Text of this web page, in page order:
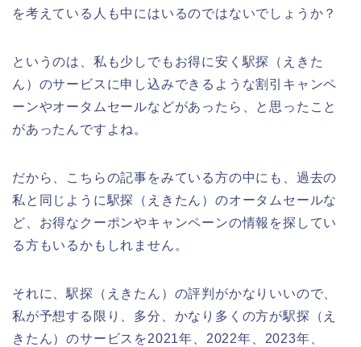
を考えている人も中にはいるのではないでしょうか？
というのは、私も少しでもお得に安く駅探（えきた
ん）のサービスに申し込みできるような割引キャンペ
ーンやオータムセールなどがあったら、と思ったこと
があったんですよね。
だから、こちらの記事をみている方の中にも、過去の
私と同じように駅探（えきたん）のオータムセールな
ど、お得なクーポンやキャンペーンの情報を探してい
る方もいるかもしれません。
それに、駅探（えきたん）の評判がかなりいいので、
私が予想する限り、多分、かなり多くの方が駅探（え
きたん）のサービスを2021年、2022年、2023年、